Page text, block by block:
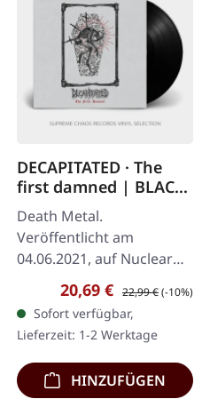
Preis:
DECAPITATED · The
first damned | BLACK
LP
Death Metal.
Veröffentlicht am
04.06.2021, auf Nuclear
Blast Records. Schwarzes
Vinyl im Gatefold-Cover.
Die polnischen Death
Metal-Veteranen…
Verkaufspreis:
20,69 € Regulärer Preis:
22,99 €(-10%)
Sofort verfügbar,
Lieferzeit: 1-2 Werktage
HINZUFÜGEN